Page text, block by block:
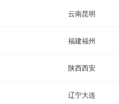
云南昆明
福建福州
陕西西安
辽宁大连